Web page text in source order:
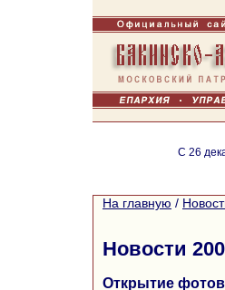
С 26
На главную /
Новости
Открытие